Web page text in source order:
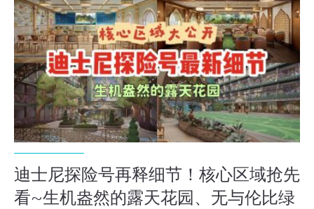
迪士尼探险号再释细节！核心区域抢先
看~生机盎然的露天花园、无与伦比绿